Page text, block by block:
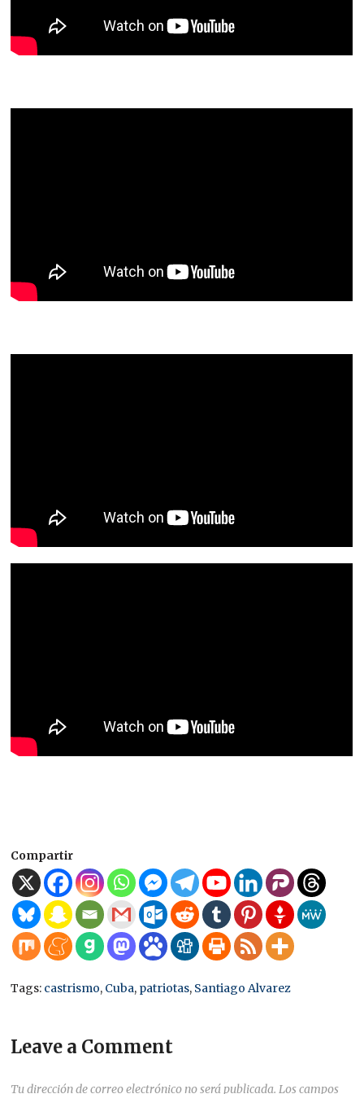
Compartir
Tags: castrismo, Cuba, patriotas, Santiago Alvarez
Leave a Comment
Tu dirección de correo electrónico no será publicada. Los campos